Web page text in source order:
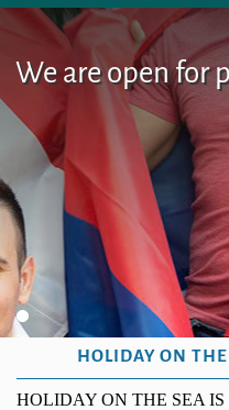
We are open for
HOLIDAY ON
HOLIDAY ON THE SEA